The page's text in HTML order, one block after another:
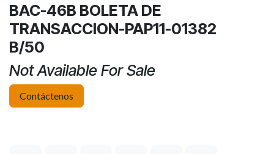
BAC-46B BOLETA DE
TRANSACCION-PAP11-01382
B/50
Not Available For Sale
Contáctenos